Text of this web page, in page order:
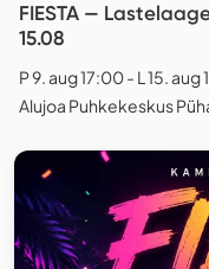
FIESTA —
15.08
P 9. aug 17:00 - L 15. aug
Alujoa Puhkekeskus